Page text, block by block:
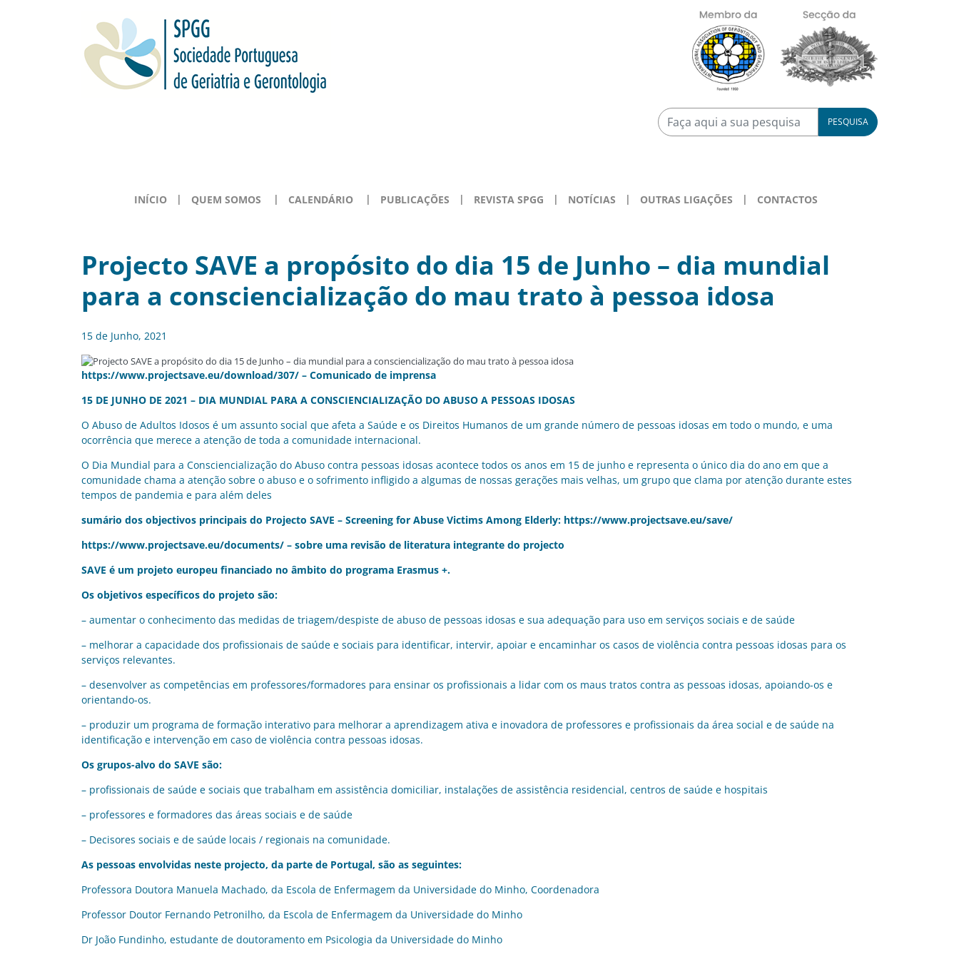
PESQUISA
INÍCIO QUEM SOMOS CALENDÁRIO PUBLICAÇÕES REVISTA SPGG NOTÍCIAS OUTRAS LIGAÇÕES CONTACTOS
Projecto SAVE a propósito do dia 15 de Junho – dia mundial
para a consciencialização do mau trato à pessoa idosa
15 de Junho, 2021
https://www.projectsave.eu/download/307/ – Comunicado de imprensa
15 DE JUNHO DE 2021 – DIA MUNDIAL PARA A CONSCIENCIALIZAÇÃO DO ABUSO A PESSOAS IDOSAS
O Abuso de Adultos Idosos é um assunto social que afeta a Saúde e os Direitos Humanos de um grande número de pessoas idosas em todo o mundo, e uma
ocorrência que merece a atenção de toda a comunidade internacional.
O Dia Mundial para a Consciencialização do Abuso contra pessoas idosas acontece todos os anos em 15 de junho e representa o único dia do ano em que a
comunidade chama a atenção sobre o abuso e o sofrimento infligido a algumas de nossas gerações mais velhas, um grupo que clama por atenção durante estes
tempos de pandemia e para além deles
sumário dos objectivos principais do Projecto SAVE – Screening for Abuse Victims Among Elderly: https://www.projectsave.eu/save/
https://www.projectsave.eu/documents/ – sobre uma revisão de literatura integrante do projecto
SAVE é um projeto europeu financiado no âmbito do programa Erasmus +.
Os objetivos específicos do projeto são:
– aumentar o conhecimento das medidas de triagem/despiste de abuso de pessoas idosas e sua adequação para uso em serviços sociais e de saúde
– melhorar a capacidade dos profissionais de saúde e sociais para identificar, intervir, apoiar e encaminhar os casos de violência contra pessoas idosas para os
serviços relevantes.
– desenvolver as competências em professores/formadores para ensinar os profissionais a lidar com os maus tratos contra as pessoas idosas, apoiando-os e
orientando-os.
– produzir um programa de formação interativo para melhorar a aprendizagem ativa e inovadora de professores e profissionais da área social e de saúde na
identificação e intervenção em caso de violência contra pessoas idosas.
Os grupos-alvo do SAVE são:
– profissionais de saúde e sociais que trabalham em assistência domiciliar, instalações de assistência residencial, centros de saúde e hospitais
– professores e formadores das áreas sociais e de saúde
– Decisores sociais e de saúde locais / regionais na comunidade.
As pessoas envolvidas neste projecto, da parte de Portugal, são as seguintes:
Professora Doutora Manuela Machado, da Escola de Enfermagem da Universidade do Minho, Coordenadora
Professor Doutor Fernando Petronilho, da Escola de Enfermagem da Universidade do Minho
Dr João Fundinho, estudante de doutoramento em Psicologia da Universidade do Minho